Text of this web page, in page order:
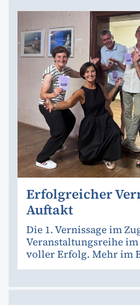
Erfolgreicher
Auftakt
Die 1. Vernissage im
Veranstaltungsreihe
voller Erfolg. Mehr im